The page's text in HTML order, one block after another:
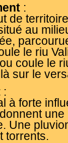
:
de
au
le riu
coule le
sur le
:
à forte
Une
torrents.